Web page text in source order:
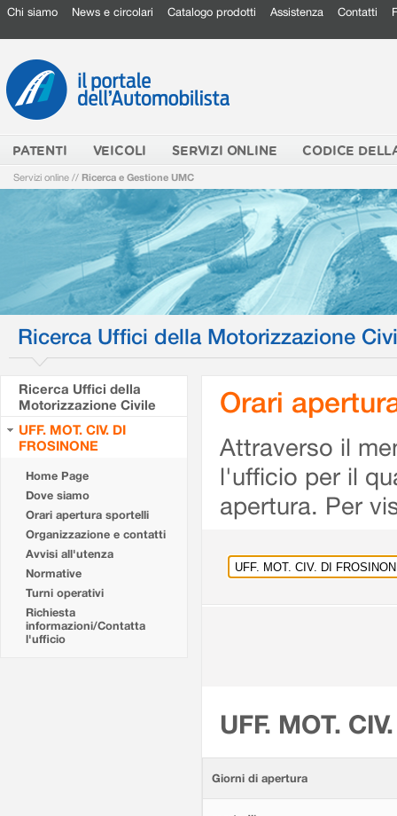
Chi siamo News e circolari Catalogo prodotti Assistenza Contatti
PATENTI VEICOLI SERVIZI ONLINE CODICE
Servizi online // Ricerca e Gestione UMC
Ricerca Uffici della Motorizzazione
Ricerca Uffici della
Motorizzazione Civile
UFF. MOT. CIV. DI
FROSINONE
Home Page
Dove siamo
Orari apertura sportelli
Organizzazione e contatti
Avvisi all'utenza
Normative
Turni operativi
Richiesta
informazioni/Contatta
l'ufficio
Orari
Attraverso il
l'ufficio per il
apertura. Per
UFF. MOT.
Giorni di apertura